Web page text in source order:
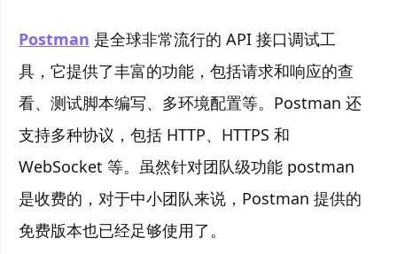
Postman 是全球非常流行的 API 接口调试工
具，它提供了丰富的功能，包括请求和响应的查
看、测试脚本编写、多环境配置等。Postman 还
支持多种协议，包括 HTTP、HTTPS 和
WebSocket 等。虽然针对团队级功能 postman
是收费的，对于中小团队来说，Postman 提供的
免费版本也已经足够使用了。